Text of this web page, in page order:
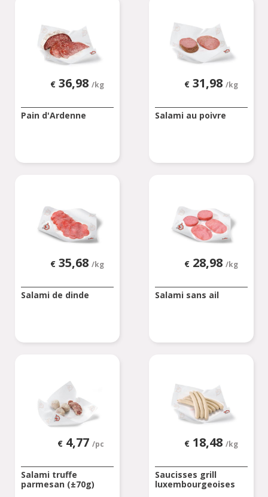
€ 36,98 /kg
Pain d'Ardenne
€ 31,98 /kg
Salami au poivre
€ 35,68 /kg
Salami de dinde
€ 28,98 /kg
Salami sans ail
€ 4,77 /pc
Salami truffe
parmesan (±70g)
€ 18,48 /kg
Saucisses grill
luxembourgeoises